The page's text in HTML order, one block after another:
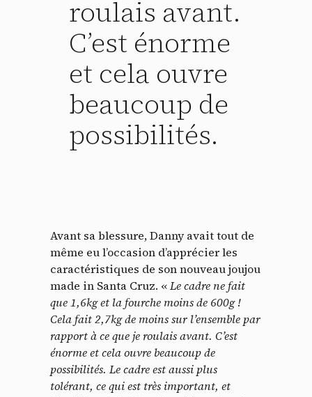
roulais avant.
C’est énorme
et cela ouvre
beaucoup de
possibilités.
Avant sa blessure, Danny avait tout de
même eu l’occasion d’apprécier les
caractéristiques de son nouveau joujou
made in Santa Cruz. «Le cadre ne fait
que 1,6kg et la fourche moins de 600g !
Cela fait 2,7kg de moins sur l’ensemble par
rapport à ce que je roulais avant. C’est
énorme et cela ouvre beaucoup de
possibilités. Le cadre est aussi plus
tolérant, ce qui est très important, et